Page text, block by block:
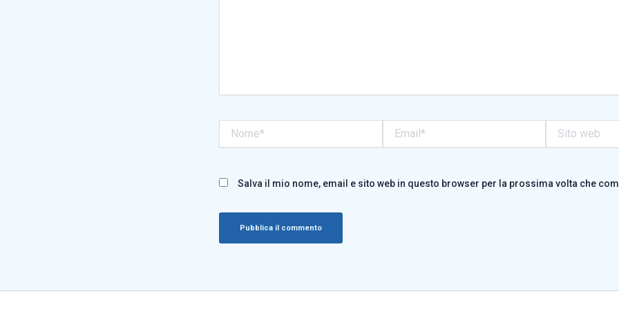
web
Salva il mio nome, email e sito web in questo browser per la prossima volta che